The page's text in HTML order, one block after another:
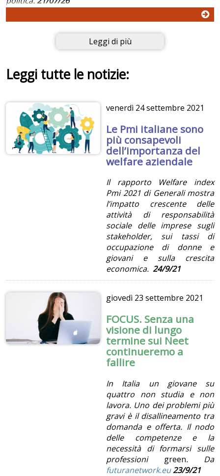
Leggi di più
Leggi tutte le notizie:
venerdì 24 settembre 2021
Le Pmi italiane sono
più consapevoli
dell’importanza del
welfare aziendale
Il rapporto Welfare index
Pmi 2021 di Generali mostra
l’impatto crescente delle
attività di responsabilità
sociale delle imprese sugli
stakeholder, sui tassi di
occupazione di donne e
giovani e sulla crescita
economica. 24/9/21
giovedì 23 settembre 2021
FOCUS. Senza una
visione di lungo
termine sui Neet
continueremo a
fallire
In Italia un giovane su
quattro non studia e non
lavora. Uno dei problemi più
gravi è il disallineamento tra
domanda e offerta. Il nodo
delle competenze e la
necessità di formarsi sulle
professioni green. Da
futuranetwork.eu23/9/21